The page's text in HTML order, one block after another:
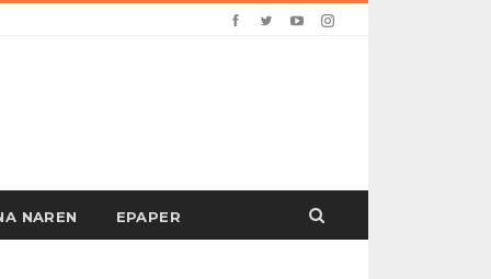
NAREN EPAPER